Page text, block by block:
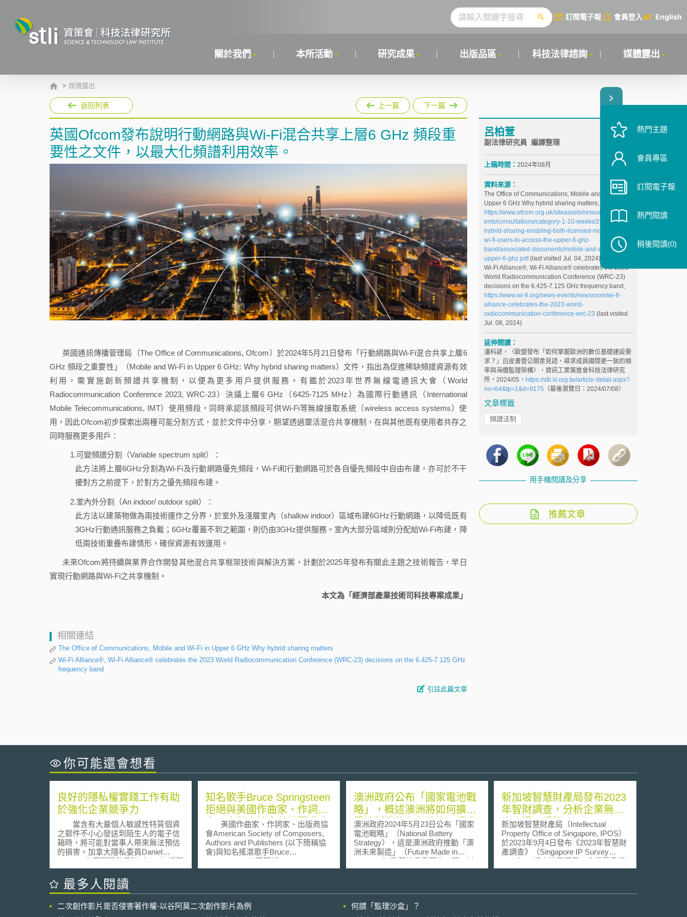
訂閱電子報 會員登入 English
關於我們 本所活動 研究成果 出版品區 科技法律諮詢 媒體露出
> 媒體露出
返回列表 上一篇 下一篇
英國Ofcom發布說明行動網路與Wi-Fi混合共享上層6 GHz 頻段重
要性之文件，以最大化頻譜利用效率。
英國通訊傳播管理局（The Office of Communications, Ofcom）於2024年5月21日發布「行動網路與Wi-Fi混合共享上層6
GHz 頻段之重要性」（Mobile and Wi-Fi in Upper 6 GHz: Why hybrid sharing matters）文件，指出為促進稀缺頻譜資源有效
利用，需實施創新頻譜共享機制，以便為更多用戶提供服務。有鑑於2023年世界無線電通訊大會（World
Radiocommunication Conference 2023, WRC-23）決議上層6 GHz（6425-7125 MHz）為國際行動通訊（International
Mobile Telecommunications, IMT）使用頻段，同時承認該頻段可供Wi-Fi等無線接取系統（wireless access systems）使
用，因此Ofcom初步探索出兩種可能分割方式，並於文件中分享，期望透過靈活混合共享機制，在與其他既有使用者共存之
同時服務更多用戶：
1.可變頻譜分割（Variable spectrum split）：
此方法將上層6GHz分割為Wi-Fi及行動網路優先頻段，Wi-Fi和行動網路可於各自優先頻段中自由布建，亦可於不干
擾對方之前提下，於對方之優先頻段布建。
2.室內外分割（An indoor/ outdoor split）：
此方法以建築物做為兩技術運作之分界，於室外及淺層室內（shallow indoor）區域布建6GHz行動網路，以降低既有
3GHz行動通訊服務之負載；6GHz覆蓋不到之範圍，則仍由3GHz提供服務。室內大部分區域則分配給Wi-Fi布建，降
低兩技術重疊布建情形，確保資源有效運用。
未來Ofcom將持續與業界合作開發其他混合共享框架技術與解決方案，計劃於2025年發布有關此主題之技術報告，早日
實現行動網路與Wi-Fi之共享機制。
本文為「經濟部產業技術司科技專案成果」
相關連結
The Office of Communications, Mobile and Wi-Fi in Upper 6 GHz Why hybrid sharing matters
Wi-Fi Alliance®, Wi-Fi Alliance® celebrates the 2023 World Radiocommunication Conference (WRC-23) decisions on the 6.425-7.125 GHz
frequency band
引註此篇文章
呂柏萱
副法律研究員 編譯整理
上稿時間： 2024年08月
資料來源：
The Office of Communications, Mobile and Wi-Fi in
Upper 6 GHz Why hybrid sharing matters,
https://www.ofcom.org.uk/siteassets/resources/docum
ents/consultations/category-1-10-weeks/263766-
hybrid-sharing-enabling-both-licensed-mobile-and-
wi-fi-users-to-access-the-upper-6-ghz-
band/associated-documents/mobile-and-wi-fi-in-
upper-6-ghz.pdf(last visited Jul. 04, 2024)
Wi-Fi Alliance®, Wi-Fi Alliance® celebrates the 2023
World Radiocommunication Conference (WRC-23)
decisions on the 6.425-7.125 GHz frequency band,
https://www.wi-fi.org/news-events/newsroom/wi-fi-
alliance-celebrates-the-2023-world-
radiocommunication-conference-wrc-23 (last visited
Jul. 08, 2024)
延伸閱讀：
潘科諺，〈歐盟發布「如何掌握歐洲的數位基礎建設需
求？」白皮書暨公開意見諮，尋求成員國間更一致的頻
率與海纜監理架構〉，資訊工業策進會科技法律研究
所，2024/05， https://stli.iii.org.tw/article-detail.aspx?
no=64&tp=1&d=9175 （最後瀏覽日：2024/07/08）
文章標籤
頻譜法制
用手機閱讀及分享
推薦文章
你可能還會想看
良好的隱私權實踐工作有助
於強化企業競爭力
當含有大量個人敏感性特質個資
之郵件不小心發送到陌生人的電子信
箱時，將可能對當事人帶來無法預估
的損害。加拿大隱私委員Daniel
Therrien在國際隱私日時（1/28）提醒
各企業，不要忽略隱私控管工作對企
業競爭力帶來之影響。然這樣的理念
不僅僅只適用在大型的企業，加拿大
些成千上萬的小規模企業而言更是重
知名歌手Bruce Springsteen
拒絕與美國作曲家、作詞
家、出版商協會共同要求康
諾利酒吧和餐館支付著作權
授權費用
美國作曲家、作詞家、出版商協
會American Society of Composers,
Authors and Publishers (以下簡稱協
會)與知名搖滾歌手Bruce
Springsteen(以下簡稱Springsteen)，
和流行歌曲作者Clinton Ballard, Jr.對
歌曲。 當協會的代表發表此一
澳洲政府公布「國家電池戰
略」，概述澳洲將如何擴大
電池製造能力和技術，提升
經濟韌性和安全性
澳洲政府2024年5月23日公布「國家
電池戰略」（National Battery
Strategy），這是澳洲政府推動「澳
洲未來製造」（Future Made in
Australia）政策計畫重要的一環。該
戰略概述政府將如何擴大澳洲電池製
能力，增強經濟韌性，利用優勢促進
新加坡智慧財產局發布2023
年智財調查，分析企業無形
資產運用現況
新加坡智慧財產局（Intellectual
Property Office of Singapore, IPOS）
於2023年9月4日發布《2023年智慧財
產調查》（Singapore IP Survey
2023），調查結果顯示，企業最重視
的智慧財產為品牌、技術/製程、機密
最多人閱讀
二次創作影片是否侵害著作權-以谷阿莫二次創作影片為例
何謂「監理沙盒」？
熱門主題
會員專區
訂閱電子報
熱門閱讀
稍後閱讀(0)